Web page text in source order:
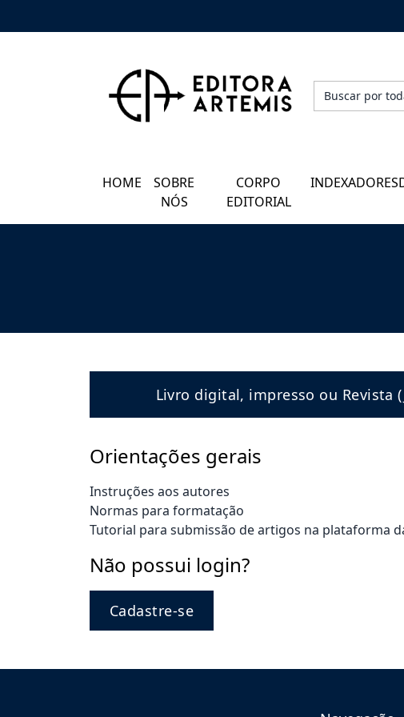
HOME
SOBRE
NÓS
CORPO
EDITORIAL
INDEXADORES
Livro digital, impresso ou Revista
Orientações gerais
Instruções aos autores
Normas para formatação
Tutorial para submissão de artigos na plataforma
Não possui login?
Cadastre-se
GALERIA DE AUTORES
CHAMADAS ABERTAS